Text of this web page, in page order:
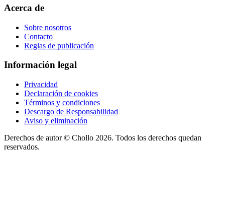
Acerca de
Sobre nosotros
Contacto
Reglas de publicación
Información legal
Privacidad
Declaración de cookies
Términos y condiciones
Descargo de Responsabilidad
Aviso y eliminación
Derechos de autor © Chollo 2026. Todos los derechos quedan
reservados.